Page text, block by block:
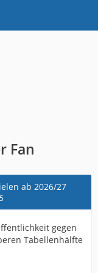
Fan
ab 2026/27
gegen
Tabellenhälfte